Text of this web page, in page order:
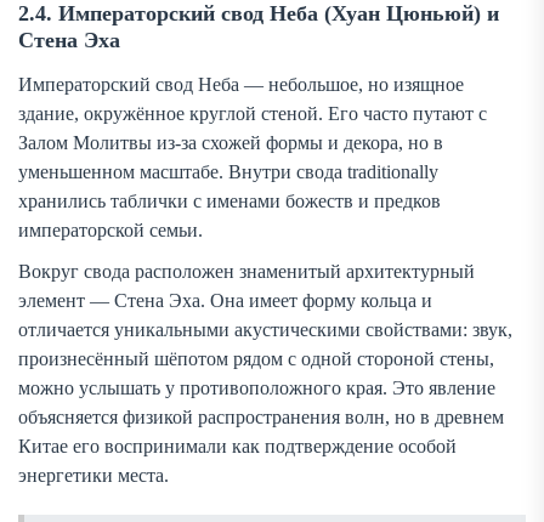
2.4. Императорский свод Неба (Хуан Цюньюй) и
Стена Эха
Императорский свод Неба — небольшое, но изящное
здание, окружённое круглой стеной. Его часто путают с
Залом Молитвы из-за схожей формы и декора, но в
уменьшенном масштабе. Внутри свода traditionally
хранились таблички с именами божеств и предков
императорской семьи.
Вокруг свода расположен знаменитый архитектурный
элемент — Стена Эха. Она имеет форму кольца и
отличается уникальными акустическими свойствами: звук,
произнесённый шёпотом рядом с одной стороной стены,
можно услышать у противоположного края. Это явление
объясняется физикой распространения волн, но в древнем
Китае его воспринимали как подтверждение особой
энергетики места.